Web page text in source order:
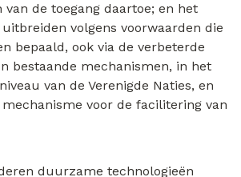
van de toegang daartoe; en het
volgens voorwaarden die
bepaald, ook via de verbeterde
bestaande mechanismen, in het
van de Verenigde Naties, en
voor de facilitering van